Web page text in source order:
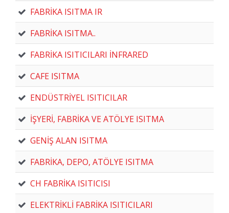
FABRİKA ISITMA IR
FABRİKA ISITMA..
FABRİKA ISITICILARI İNFRARED
CAFE ISITMA
ENDÜSTRİYEL ISITICILAR
İŞYERİ, FABRİKA VE ATÖLYE ISITMA
GENİŞ ALAN ISITMA
FABRİKA, DEPO, ATÖLYE ISITMA
CH FABRİKA ISITICISI
ELEKTRİKLİ FABRİKA ISITICILARI